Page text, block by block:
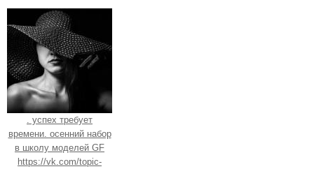
. успех требует
времени. осенний набор
в школу моделей GF
https://vk.com/topic-